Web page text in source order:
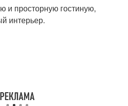
и просторную гостиную,
интерьер.